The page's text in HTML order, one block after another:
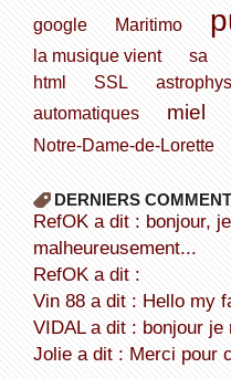
google
Maritimo
la musique vient
sa
html
SSL
automatiques
miel
Notre-Dame-de-Lorette
DERNIERS
refOK a dit : bonjour, je ne peux
malheureusement...
refOK a dit :
Vin 88 a dit : Hello
VIDAL a dit : bonjour
Jolie a dit : Merci pour